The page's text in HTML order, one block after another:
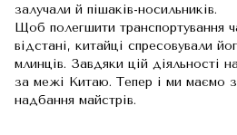
залучали й пішаків-носильників.
Щоб полегшити транспортування
відстані, китайці спресовували
млинців. Завдяки цій діяльності
за межі Китаю. Тепер і ми маємо
надбання майстрів.